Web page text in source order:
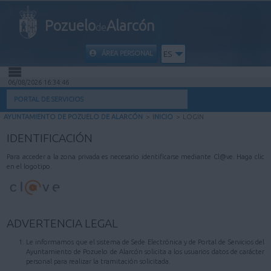
PozuelodeAlarcón
ÁREA PERSONAL ES
INICIO
MI CARPETA
INFORMACIÓN MUNICIPAL
AYUDA
06/08/2026 16:34:46
PORTAL DE SERVICIOS
AYUNTAMIENTO DE POZUELO DE ALARCÓN > INICIO > LOGIN
IDENTIFICACIÓN
Para acceder a la zona privada es necesario identificarse mediante Cl@ve. Haga clic
en el logotipo.
ADVERTENCIA LEGAL
Le informamos que el sistema de Sede Electrónica y de Portal de Servicios del
Ayuntamiento de Pozuelo de Alarcón solicita a los usuarios datos de carácter
personal para realizar la tramitación solicitada.